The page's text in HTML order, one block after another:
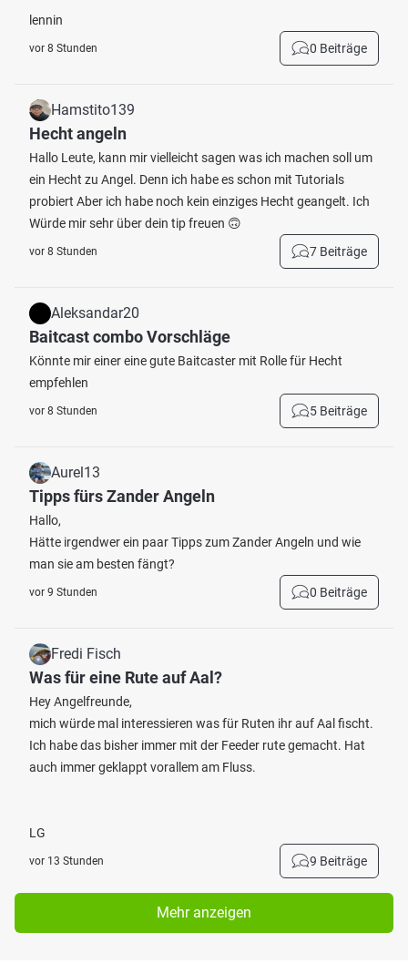
lennin
vor 8 Stunden 0 Beiträge
Hamstito139
Hecht angeln
Hallo Leute, kann mir vielleicht sagen was ich machen soll um
ein Hecht zu Angel. Denn ich habe es schon mit Tutorials
probiert Aber ich habe noch kein einziges Hecht geangelt. Ich
Würde mir sehr über dein tip freuen 🙃
vor 8 Stunden 7 Beiträge
Aleksandar20
Baitcast combo Vorschläge
Könnte mir einer eine gute Baitcaster mit Rolle für Hecht
empfehlen
vor 8 Stunden 5 Beiträge
Aurel13
Tipps fürs Zander Angeln
Hallo,
Hätte irgendwer ein paar Tipps zum Zander Angeln und wie
man sie am besten fängt?
vor 9 Stunden 0 Beiträge
Fredi Fisch
Was für eine Rute auf Aal?
Hey Angelfreunde,
mich würde mal interessieren was für Ruten ihr auf Aal fischt.
Ich habe das bisher immer mit der Feeder rute gemacht. Hat
auch immer geklappt vorallem am Fluss.
LG
vor 13 Stunden 9 Beiträge
Mehr anzeigen